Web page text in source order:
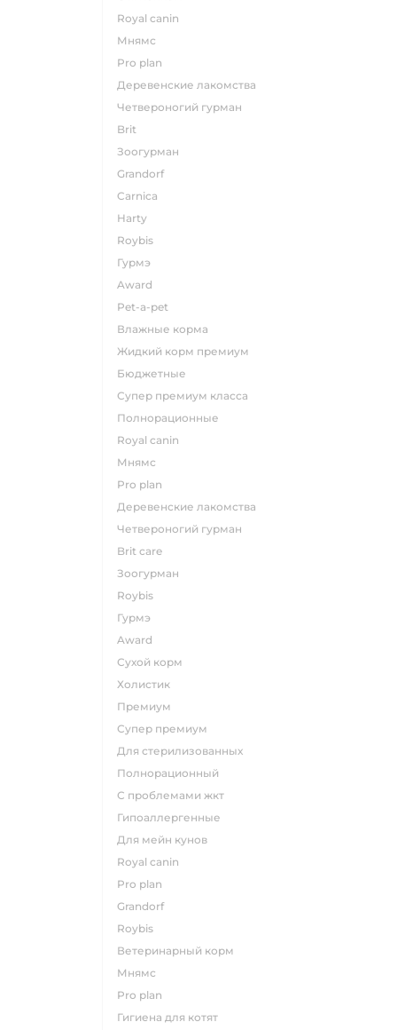
royal canin
мнямс
pro plan
деревенские лакомства
четвероногий гурман
brit
зоогурман
grandorf
carnica
harty
roybis
гурмэ
award
pet-a-pet
влажные корма
жидкий корм премиум
бюджетные
супер премиум класса
полнорационные
royal canin
мнямс
pro plan
деревенские лакомства
четвероногий гурман
brit care
зоогурман
roybis
гурмэ
award
сухой корм
холистик
премиум
супер премиум
для стерилизованных
полнорационный
с проблемами жкт
гипоаллергенные
для мейн кунов
royal canin
pro plan
grandorf
roybis
ветеринарный корм
мнямс
pro plan
гигиена для котят